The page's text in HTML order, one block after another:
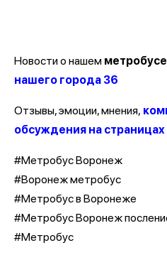
Новости о нашем метробусе
нашего города 36
Отзывы, эмоции, мнения,
обсуждения на
#Метробус Воронеж
#Воронеж метробус
#Метробус в Воронеже
#Метробус Воронеж
#Метробус